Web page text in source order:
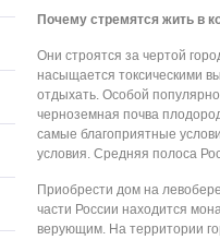
Почему стремятся жить в
Они строятся за чертой
насыщается токсическими
отдыхать. Особой
черноземная почва
самые благоприятные
условия. Средняя полоса
Приобрести дом на
части России находится
верующим. На территории